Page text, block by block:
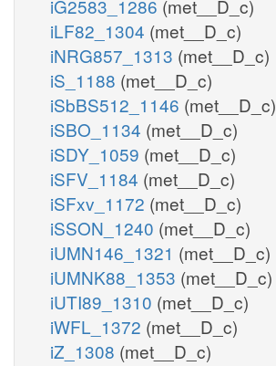
iG2583_1286 (met__D_c)
iLF82_1304 (met__D_c)
iNRG857_1313 (met__D_c)
iS_1188 (met__D_c)
iSbBS512_1146 (met__D_c)
iSBO_1134 (met__D_c)
iSDY_1059 (met__D_c)
iSFV_1184 (met__D_c)
iSFxv_1172 (met__D_c)
iSSON_1240 (met__D_c)
iUMN146_1321 (met__D_c)
iUMNK88_1353 (met__D_c)
iUTI89_1310 (met__D_c)
iWFL_1372 (met__D_c)
iZ_1308 (met__D_c)